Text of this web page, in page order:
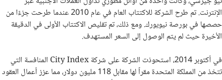
الإنترنت. تم طرح الشركة للاكتتاب العام في عام 2010 عندما طرحت جزءًا من
حصصها في بورصة نيويورك. ومع ذلك، تم تقليص الاكتتاب الأولى في الدقيقة
الأخيرة حيث لم يتم الوصول إلى السعر المستهدف.
في أكتوبر 2014، استحوذت الشركة على شركة City Index المنافسة التي
تتخذ من المملكة المتحدة مقراً لها مقابل 118 مليون دولار، مما عزز أعمال العقود